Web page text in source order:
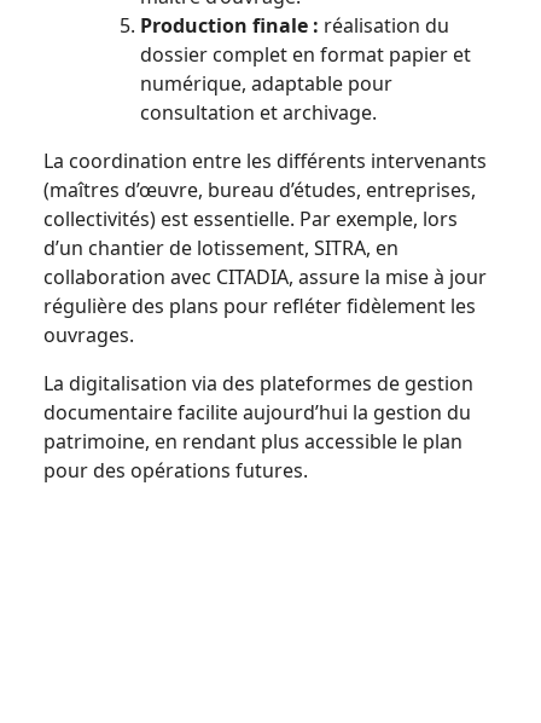
Production finale : réalisation du
dossier complet en format papier et
numérique, adaptable pour
consultation et archivage.
La coordination entre les différents intervenants
(maîtres d’œuvre, bureau d’études, entreprises,
collectivités) est essentielle. Par exemple, lors
d’un chantier de lotissement, SITRA, en
collaboration avec CITADIA, assure la mise à jour
régulière des plans pour refléter fidèlement les
ouvrages.
La digitalisation via des plateformes de gestion
documentaire facilite aujourd’hui la gestion du
patrimoine, en rendant plus accessible le plan
pour des opérations futures.